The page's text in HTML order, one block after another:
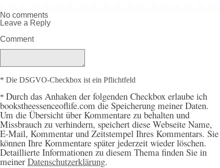
No comments
Leave a Reply
Comment
* Die DSGVO-Checkbox ist ein Pflichtfeld
* Durch das Anhaken der folgenden Checkbox erlaube ich
bookstheessenceoflife.com die Speicherung meiner Daten.
Um die Übersicht über Kommentare zu behalten und
Missbrauch zu verhindern, speichert diese Webseite Name,
E-Mail, Kommentar und Zeitstempel Ihres Kommentars. Sie
können Ihre Kommentare später jederzeit wieder löschen.
Detaillierte Informationen zu diesem Thema finden Sie in
meiner Datenschutzerklärung.